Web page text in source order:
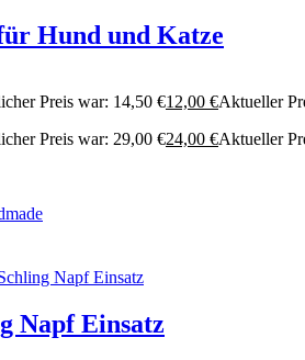
Hund und Katze
Preis war: 14,50 €12,00 €Aktueller
Preis war: 29,00 €24,00 €Aktueller
Napf Einsatz